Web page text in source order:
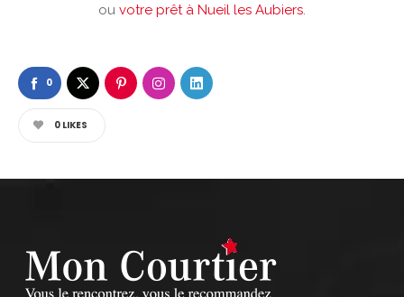
ou votre prêt à Nueil les Aubiers
0
0 LIKES